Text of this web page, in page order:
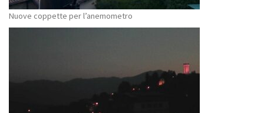
Nuove coppette per l’anemometro